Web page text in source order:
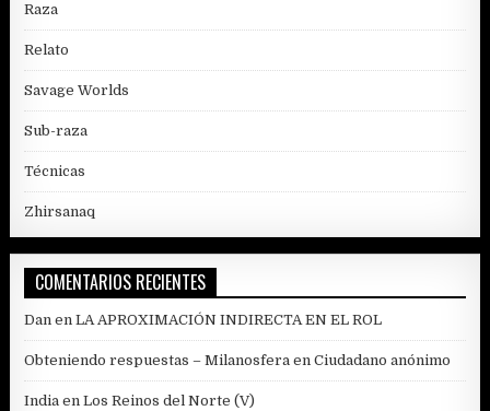
Raza
Relato
Savage Worlds
Sub-raza
Técnicas
Zhirsanaq
COMENTARIOS RECIENTES
Dan enLA APROXIMACIÓN INDIRECTA EN EL ROL
Obteniendo respuestas – Milanosfera enCiudadano anónimo
India enLos Reinos del Norte (V)